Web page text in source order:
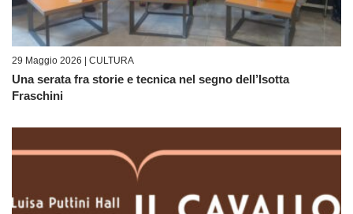
29 Maggio 2026 | CULTURA
Una serata fra storie e tecnica nel segno dell’Isotta
Fraschini